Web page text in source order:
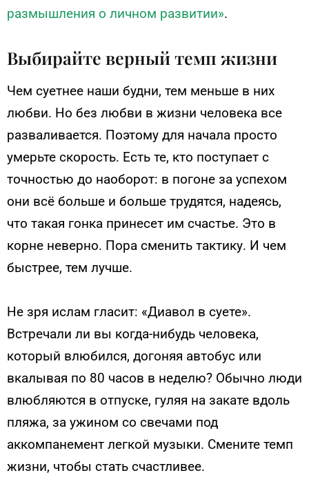
размышления о личном развитии».
Выбирайте верный темп жизни
Чем суетнее наши будни, тем меньше в них
любви. Но без любви в жизни человека все
разваливается. Поэтому для начала просто
умерьте скорость. Есть те, кто поступает с
точностью до наоборот: в погоне за успехом
они всё больше и больше трудятся, надеясь,
что такая гонка принесет им счастье. Это в
корне неверно. Пора сменить тактику. И чем
быстрее, тем лучше.
Не зря ислам гласит: «Диавол в суете».
Встречали ли вы когда-нибудь человека,
который влюбился, догоняя автобус или
вкалывая по 80 часов в неделю? Обычно люди
влюбляются в отпуске, гуляя на закате вдоль
пляжа, за ужином со свечами под
аккомпанемент легкой музыки. Смените темп
жизни, чтобы стать счастливее.